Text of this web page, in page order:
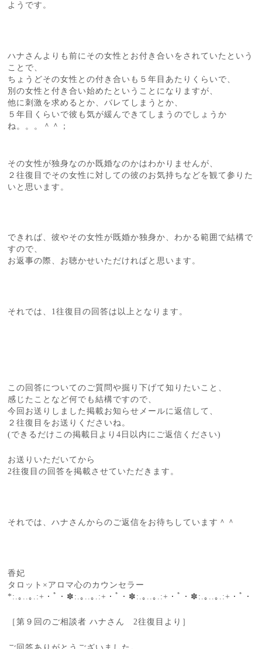
ようです。
ハナさんよりも前にその女性とお付き合いをされていたという
ことで、
ちょうどその女性との付き合いも５年目あたりくらいで、
別の女性と付き合い始めたということになりますが、
他に刺激を求めるとか、バレてしまうとか、
５年目くらいで彼も気が緩んできてしまうのでしょうか
ね。。。＾＾；
その女性が独身なのか既婚なのかはわかりませんが、
２往復目でその女性に対しての彼のお気持ちなどを観て参りた
いと思います。
できれば、彼やその女性が既婚か独身か、わかる範囲で結構で
すので、
お返事の際、お聴かせいただければと思います。
それでは、1往復目の回答は以上となります。
この回答についてのご質問や掘り下げて知りたいこと、
感じたことなど何でも結構ですので、
今回お送りしました掲載お知らせメールに返信して、
２往復目をお送りくださいね。
(できるだけこの掲載日より4日以内にご返信ください)
お送りいただいてから
2往復目の回答を掲載させていただきます。
それでは、ハナさんからのご返信をお待ちしています＾＾
香妃
タロット×アロマ心のカウンセラー
*:.｡..｡.:+・ﾟ・✽:.｡..｡.:+・ﾟ・✽:.｡..｡.:+・ﾟ・✽:.｡..｡.:+・ﾟ・
［第９回のご相談者 ハナさん 2往復目より］